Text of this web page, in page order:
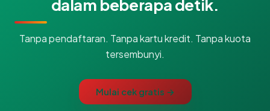
dalam beberapa detik.
Tanpa pendaftaran. Tanpa kartu kredit. Tanpa kuota
tersembunyi.
Mulai cek gratis →